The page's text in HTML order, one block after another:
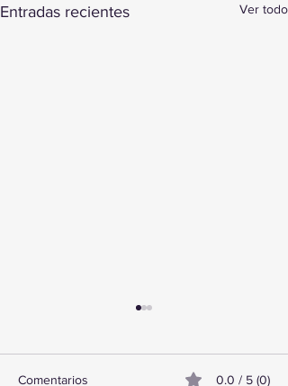
Entradas recientes Ver todo
Comentarios 0.0 / 5 (0)